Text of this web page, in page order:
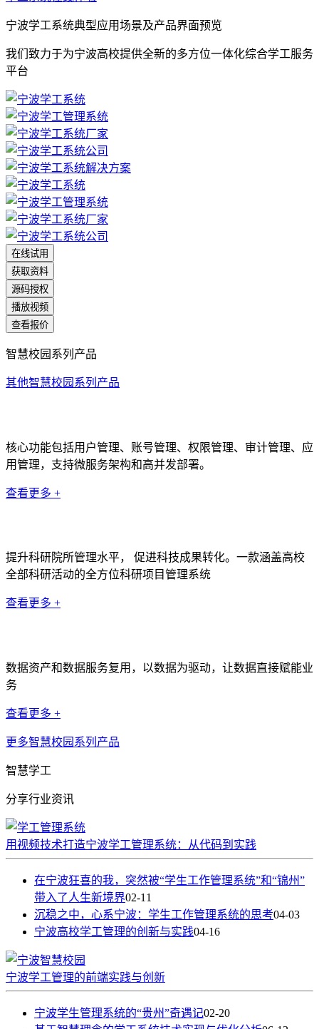
宁波学工系统典型应用场景及产品界面预览
我们致力于为宁波高校提供全新的多方位一体化综合学工服务
平台
在线试用
获取资料
源码授权
播放视频
查看报价
智慧校园系列产品
其他智慧校园系列产品
核心功能包括用户管理、账号管理、权限管理、审计管理、应
用管理，支持微服务架构和高并发部署。
查看更多 +
提升科研院所管理水平， 促进科技成果转化。一款涵盖高校
全部科研活动的全方位科研项目管理系统
查看更多 +
数据资产和数据服务复用，以数据为驱动，让数据直接赋能业
务
查看更多 +
更多智慧校园系列产品
智慧学工
分享行业资讯
用视频技术打造宁波学工管理系统：从代码到实践
在宁波狂喜的我，突然被“学生工作管理系统”和“锦州”
带入了人生新境界02-11
沉稳之中，心系宁波：学生工作管理系统的思考04-03
宁波高校学工管理的创新与实践04-16
宁波学工管理的前端实践与创新
宁波学生管理系统的“贵州”奇遇记02-20